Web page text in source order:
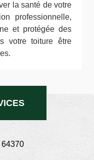
la santé de votre
professionnelle,
et protégée des
votre toiture être
64370